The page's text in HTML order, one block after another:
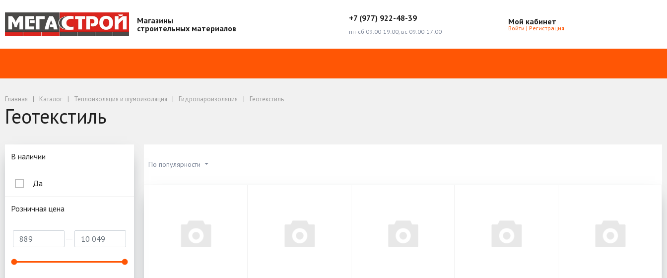
Магазины
строительных материалов
+7 (977) 922-48-39
пн-сб 09:00-19:00, вс 09:00-17:00
Мой кабинет
Войти | Регистрация
Главная Каталог Теплоизоляция и шумоизоляция Гидропароизоляция Геотекстиль
Геотекстиль
По популярности
Подбор параметров
В наличии
Да
Розничная цена